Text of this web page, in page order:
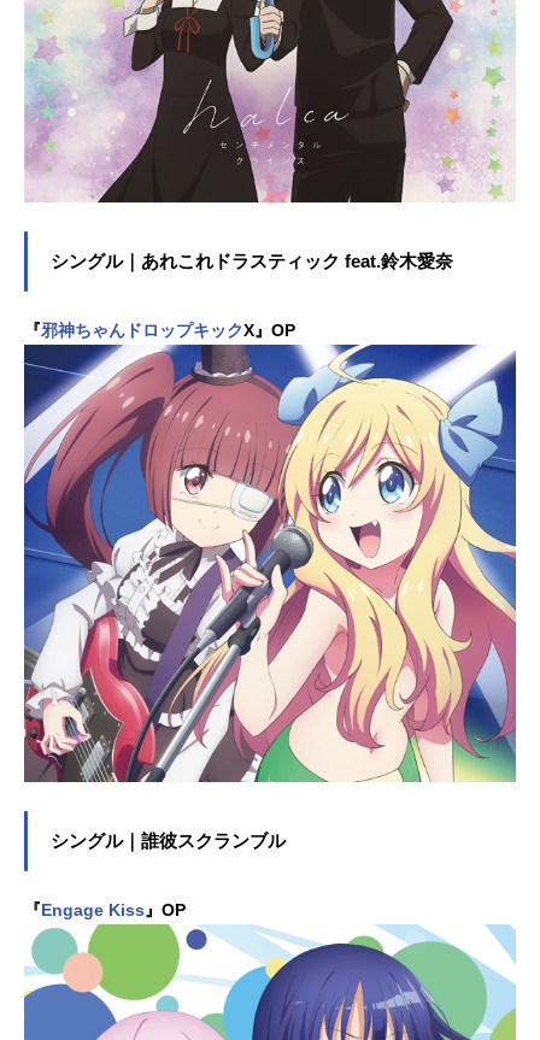
シングル｜あれこれドラスティック feat.鈴木愛奈
『邪神ちゃんドロップキックX』OP
シングル｜誰彼スクランブル
『Engage Kiss 』OP